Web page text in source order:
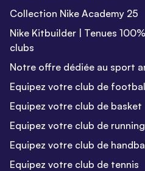
Collection Nike Academy 25
Nike Kitbuilder | Tenues
clubs
Notre offre dédiée au sport
Equipez votre club de
Equipez votre club de basket
Equipez votre club de running
Equipez votre club de
Equipez votre club de tennis